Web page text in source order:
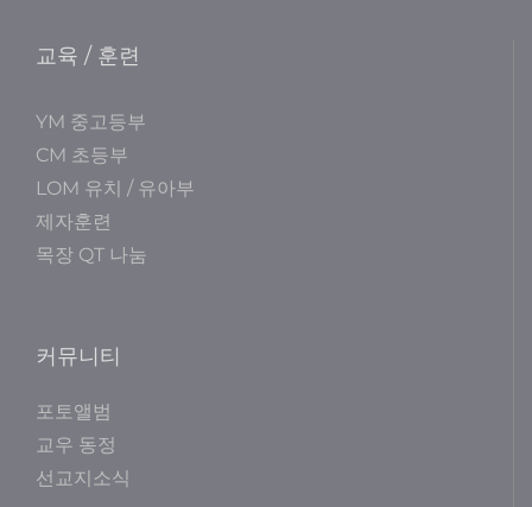
교육 / 훈련
YM 중고등부
CM 초등부
LOM 유치 / 유아부
제자훈련
목장 QT 나눔
커뮤니티
포토앨범
교우 동정
선교지소식